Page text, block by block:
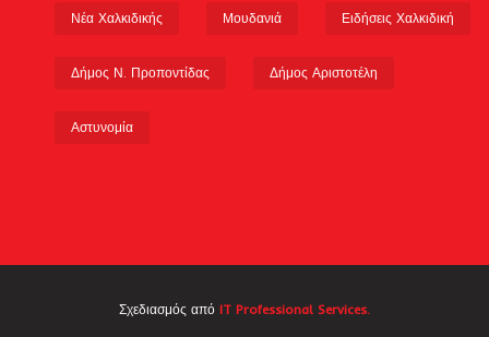
Νέα Χαλκιδικής Μουδανιά Ειδήσεις Χαλκιδική
Δήμος Ν. Προποντίδας Δήμος Αριστοτέλη
Αστυνομία
Σχεδιασμός από IT Professional Services.